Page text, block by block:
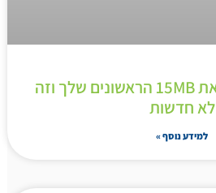
גוגל בוט סורק רק את 15MB הראשונים שלך וזה
לא חדשות
למידע נוסף »